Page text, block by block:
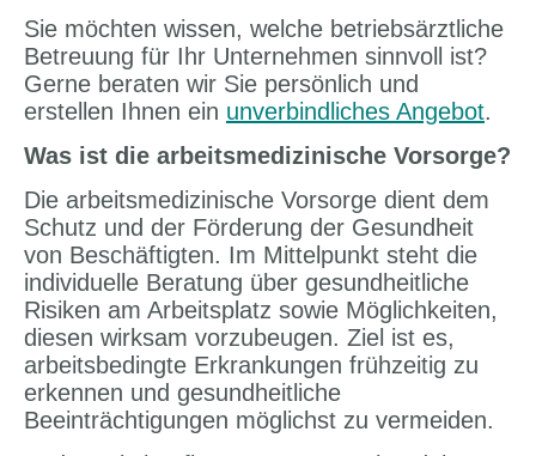
Sie möchten wissen, welche betriebsärztliche
Betreuung für Ihr Unternehmen sinnvoll ist?
Gerne beraten wir Sie persönlich und
erstellen Ihnen ein unverbindliches Angebot.
Was ist die arbeitsmedizinische Vorsorge?
Die arbeitsmedizinische Vorsorge dient dem
Schutz und der Förderung der Gesundheit
von Beschäftigten. Im Mittelpunkt steht die
individuelle Beratung über gesundheitliche
Risiken am Arbeitsplatz sowie Möglichkeiten,
diesen wirksam vorzubeugen. Ziel ist es,
arbeitsbedingte Erkrankungen frühzeitig zu
erkennen und gesundheitliche
Beeinträchtigungen möglichst zu vermeiden.